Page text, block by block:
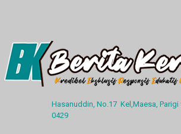
Hasanuddin, No.17 Kel,Maesa, Parigi
0429